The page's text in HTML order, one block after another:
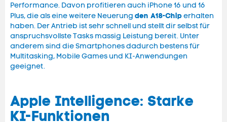
Performance. Davon profitieren auch iPhone 16 und 16
Plus, die als eine weitere Neuerung den A18-Chiperhalten
haben. Der Antrieb ist sehr schnell und stellt dir selbst für
anspruchsvollste Tasks massig Leistung bereit. Unter
anderem sind die Smartphones dadurch bestens für
Multitasking, Mobile Games und KI-Anwendungen
geeignet.
Apple Intelligence: Starke
KI-Funktionen